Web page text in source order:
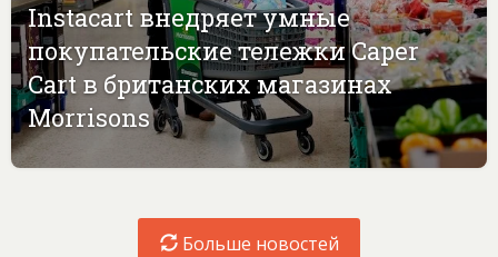
Instacart внедряет умные
покупательские тележки Caper
Cart в британских магазинах
Morrisons
Больше новостей